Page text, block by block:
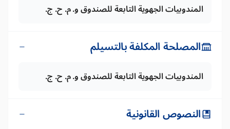
المندوبيات الجهوية التابعة للصندوق و. م. ح. ج.
المصلحة المكلفة بالتسيلم
المندوبيات الجهوية التابعة للصندوق و. م. ح. ج.
النصوص القانونية